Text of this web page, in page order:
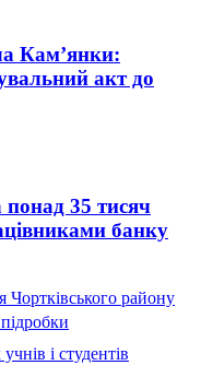
Кам’янки:
акт до
35 тисяч
банку
Чортківського району
і студентів